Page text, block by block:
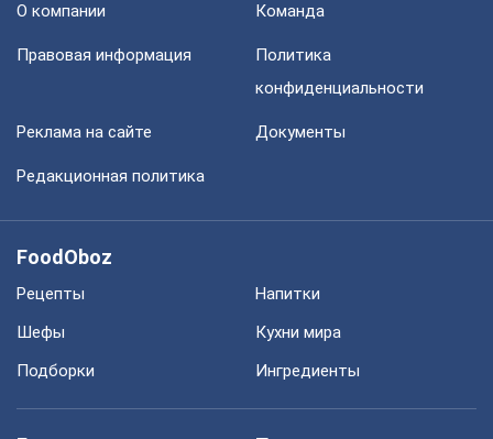
О компании Команда
Правовая информация
Политика
конфиденциальности
Реклама на сайте Документы
Редакционная политика
FoodOboz
Рецепты
Напитки
Шефы
Кухни мира
Подборки
Ингредиенты